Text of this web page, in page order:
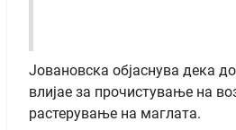
Јовановска објаснува дека
влијае за прочистување на
растерување на маглата.